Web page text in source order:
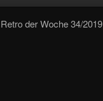
der Woche 34/2019